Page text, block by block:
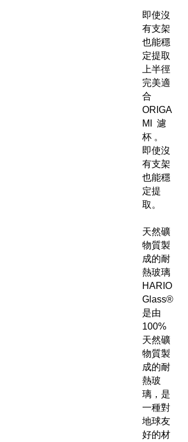
即使沒
有支架
也能穩
定提取
上半徑
完美適
合
ORIGA
MI 濾
杯 。
即使沒
有支架
也能穩
定提
取。
天然礦
物質製
成的耐
熱玻璃
HARIO
Glass®
是由
100%
天然礦
物質製
成的耐
熱玻
璃，是
一種對
地球友
好的材